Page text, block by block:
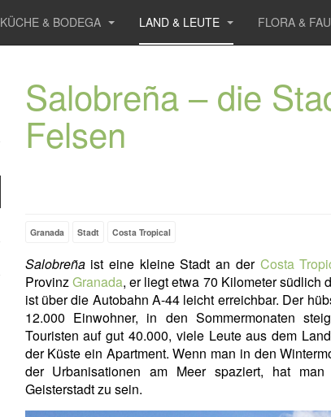
KÜCHE & BODEGA LAND & LEUTE FLORA &
Salobreña – die
Felsen
Granada Stadt Costa Tropical
Salobreñaist eine kleine Stadt an der Costa
ProvinzGranada, er liegt etwa 70 Kilometer südlich
ist über die Autobahn A-44 leicht erreichbar. Der
12.000 Einwohner, in den Sommermonaten
Touristen auf gut 40.000, viele Leute aus dem
der Küste ein Apartment. Wenn man in den
der Urbanisationen am Meer spaziert, hat
Geisterstadt zu sein.